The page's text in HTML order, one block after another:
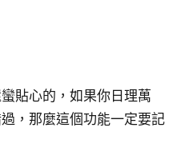
貼心的，如果你日理萬
，那麼這個功能一定要記